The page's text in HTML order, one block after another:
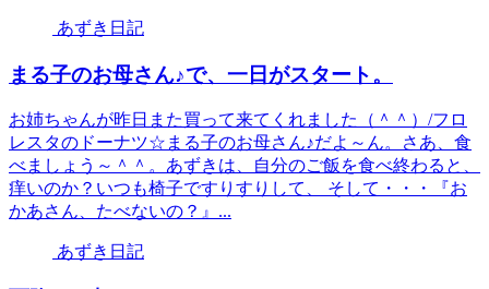
あずき日記
まる子のお母さん♪で、一日がスタート。
お姉ちゃんが昨日また買って来てくれました（＾＾）/フロ
レスタのドーナツ☆まる子のお母さん♪だよ～ん。さあ、食
べましょう～＾＾。あずきは、自分のご飯を食べ終わると、
痒いのか？いつも椅子ですりすりして、 そして・・・『お
かあさん、たべないの？』...
あずき日記